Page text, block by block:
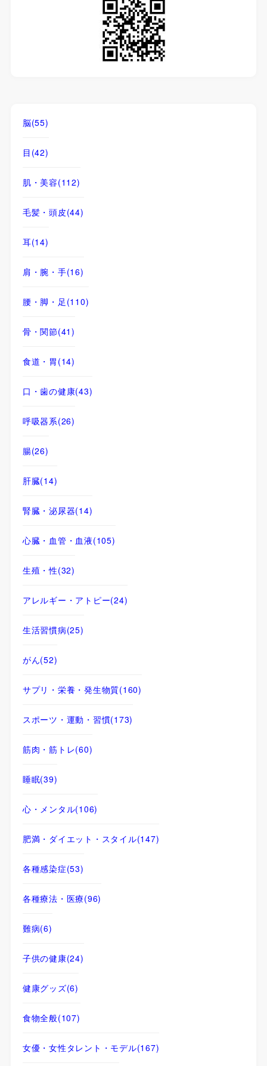
脳(55)
目 (42)
肌・美容(112)
毛髪・頭皮(44)
耳(14)
肩・腕・手(16)
腰・脚・足 (110)
骨・関節(41)
食道・胃 (14)
口・歯の健康(43)
呼吸器系(26)
腸(26)
肝臓(14)
腎臓・泌尿器(14)
心臓・血管・血液(105)
生殖・性(32)
アレルギー・アトピー(24)
生活習慣病(25)
がん(52)
サプリ・栄養・発生物質(160)
スポーツ・運動・習慣(173)
筋肉・筋トレ(60)
睡眠(39)
心・メンタル(106)
肥満・ダイエット・スタイル(147)
各種感染症(53)
各種療法・医療(96)
難病(6)
子供の健康(24)
健康グッズ(6)
食物全般(107)
女優・女性タレント・モデル(167)